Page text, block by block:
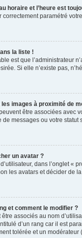
horaire et l’heure est
correctement paramétré
la liste !
est que l’administrateur
Si elle n’existe pas,
images à proximité de
être associées avec
messages ou votre
un avatar ?
dans l’onglet «
les avatars et décider de
et comment le modifier ?
associés au nom
d’un rang car il est
tolérée et un